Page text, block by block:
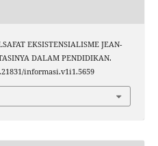
EKSISTENSIALISME JEAN-
DALAM PENDIDIKAN.
informasi.v1i1.5659